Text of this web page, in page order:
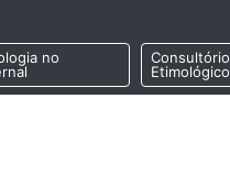
no
Consultório
Etimológico